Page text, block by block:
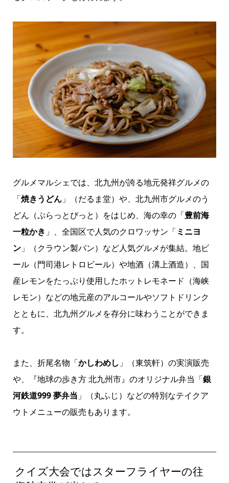
グルメマルシェでは、北九州が誇る地元発祥グルメの
「焼きうどん」（だるま堂）や、北九州市グルメのう
どん（ぷらっとぴっと）をはじめ、海の幸の「豊前海
一粒かき 」、全国区で人気のクロワッサン「ミニヨ
ン」（クラウン製パン）など人気グルメが集結。地ビ
ール（門司港レトロビール）や地酒（溝上酒造）、国
産レモンをたっぷり使用したホットレモネード（海峡
レモン）などの地元産のアルコールやソフトドリンク
とともに、北九州グルメを存分に味わうことができま
す。
また、折尾名物「かしわめし 」（東筑軒）の実演販売
や、『地球の歩き方 北九州市』のオリジナル弁当「銀
河鉄道999 夢弁当 」（丸ふじ）などの特別なテイクア
ウトメニューの販売もあります。
クイズ大会ではスターフライヤーの往